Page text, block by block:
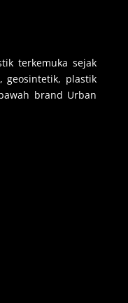
terkemuka sejak
geosintetik, plastik
brand Urban